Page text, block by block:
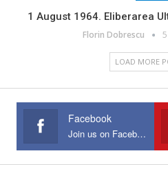
1 August 1964. Eliberarea
Florin Dobrescu
LOAD MORE
Facebook
Join us on Facebook